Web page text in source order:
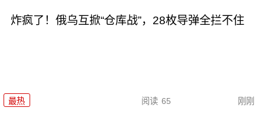
炸疯了！俄乌互掀“仓库战”，28枚导弹全拦不住
最热 阅读 65 刚刚